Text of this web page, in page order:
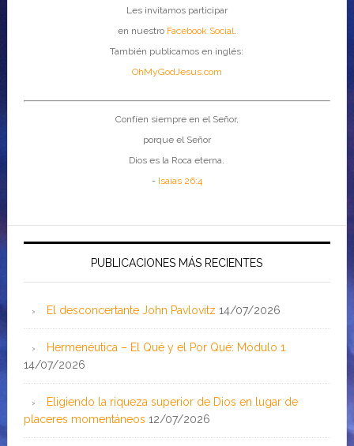
Les invitamos participar
en nuestro Facebook Social.
También publicamos en inglés:
OhMyGodJesus.com
Confíen siempre en el Señor,
porque el Señor
Dios es la Roca eterna.
- Isaías 26:4
PUBLICACIONES MÁS RECIENTES
El desconcertante John Pavlovitz 14/07/2026
Hermenéutica – El Qué y el Por Qué: Módulo 1
14/07/2026
Eligiendo la riqueza superior de Dios en lugar de
placeres momentáneos 12/07/2026